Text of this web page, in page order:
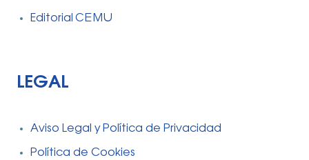
Editorial CEMU
LEGAL
Aviso Legal y Política de Privacidad
Política de Cookies